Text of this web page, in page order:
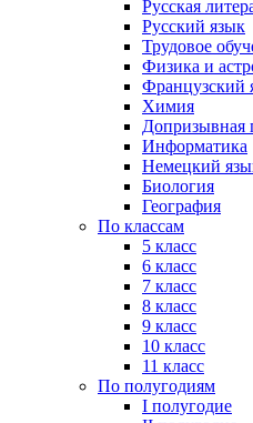
Русская
Русский язык
Трудовое
Физика и
Французский
Химия
Допризывная
Информатика
Немецкий
Биология
География
По классам
5 класс
6 класс
7 класс
8 класс
9 класс
10 класс
11 класс
По полугодиям
I полугодие